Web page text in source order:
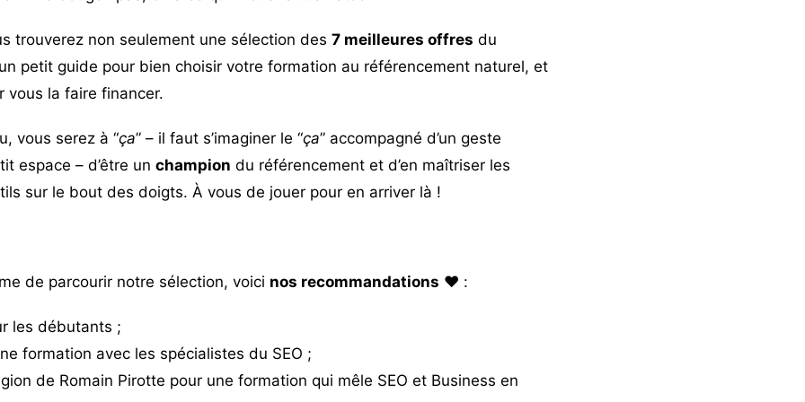
trouverez non seulement une sélection des 7 meilleures offres du
petit guide pour bien choisir votre formation au référencement naturel, et
vous la faire financer.
vous serez à “ça” – il faut s’imaginer le “ça” accompagné d’un geste
espace – d’être un champion du référencement et d’en maîtriser les
sur le bout des doigts. À vous de jouer pour en arriver là !
de parcourir notre sélection, voici nos recommandations ❤️ :
les débutants ;
formation avec les spécialistes du SEO ;
de Romain Pirotte pour une formation qui mêle SEO et Business en